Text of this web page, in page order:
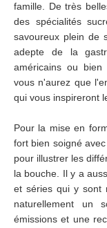
famille. De très
des spécialités
savoureux plein de
adepte de la
américains ou bien
vous n'aurez que
qui vous inspireront
Pour la mise en
fort bien soigné
pour illustrer les
la bouche. Il y a
et séries qui y sont
naturellement un
émissions et une